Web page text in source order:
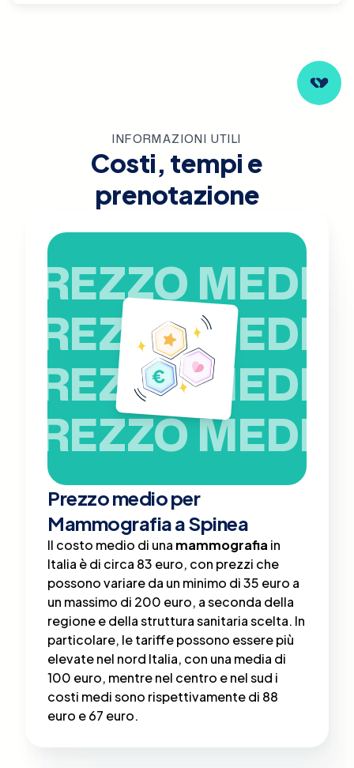
INFORMAZIONI UTILI
Costi, tempi e
prenotazione
PREZZO MEDIO
PREZZO MEDIO
PREZZO MEDIO
PREZZO MEDIO
Prezzo medio per
Mammografia a Spinea
Il costo medio di una mammografia in
Italia è di circa 83 euro, con prezzi che
possono variare da un minimo di 35 euro a
un massimo di 200 euro, a seconda della
regione e della struttura sanitaria scelta​. In
particolare, le tariffe possono essere più
elevate nel nord Italia, con una media di
100 euro, mentre nel centro e nel sud i
costi medi sono rispettivamente di 88
euro e 67 euro.